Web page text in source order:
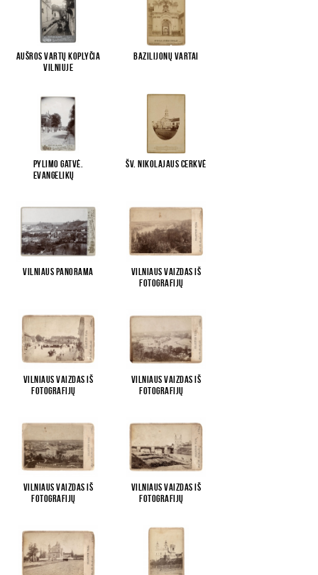
Aušros vartų koplyčia
Vilniuje
Bazilijonų vartai
Pylimo gatvė.
Evangelikų
Šv. Nikolajaus cerkvė
Vilniaus panorama
Vilniaus vaizdas iš
fotografijų
Vilniaus vaizdas iš
fotografijų
Vilniaus vaizdas iš
fotografijų
Vilniaus vaizdas iš
fotografijų
Vilniaus vaizdas iš
fotografijų